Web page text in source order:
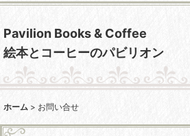
Pavilion Books & Coffee
絵本とコーヒーのパビリオン
ホーム > お問い合せ